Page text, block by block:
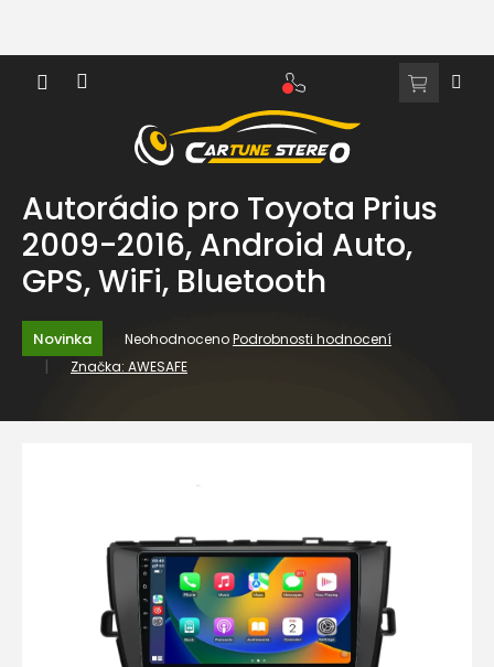
obsah
NÁKUPNÍ
Autorádio pro Toyota Prius
2009-2016, Android Auto,
GPS, WiFi, Bluetooth
Novinka
Průměrné
hodnocení
produktu
0,0
hvězdiček.
NeohodnocenoPodrobnosti hodnocení
Značka: AWESAFE